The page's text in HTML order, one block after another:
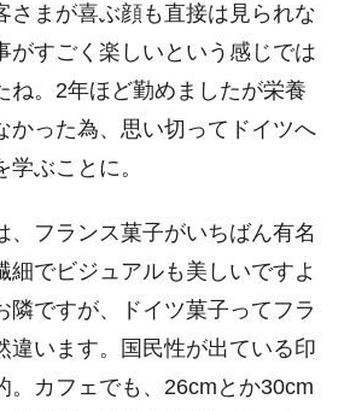
さまが喜ぶ顔も直接は見られな
がすごく楽しいという感じでは
ね。2年ほど勤めましたが栄養
かった為、思い切ってドイツへ
ぶことに。
、フランス菓子がいちばん有名
細でビジュアルも美しいですよ
隣ですが、ドイツ菓子ってフラ
違います。国民性が出ている印
。カフェでも、26cmとか30cm